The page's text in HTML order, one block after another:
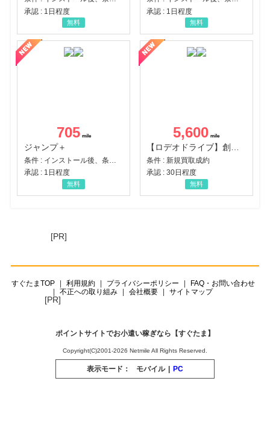
承認 : 1日程度
無料
承認 : 1日程度
無料
705
ジャンプ＋
承認 : 1日程度
無料
5,600
条件 : 新規買取成約
承認 : 30日程度
無料
[PR]
すぐたまTOP 利用規約 プライバシーポリシー
FAQ・お問い合わせ
不正への取り組み
会社概要 サイトマップ
[PR]
ポイントサイトでお小遣い稼ぎなら【すぐたま】
Copyright(C)2001-2026 Netmile All Rights Reserved.
表示モード： モバイル | PC